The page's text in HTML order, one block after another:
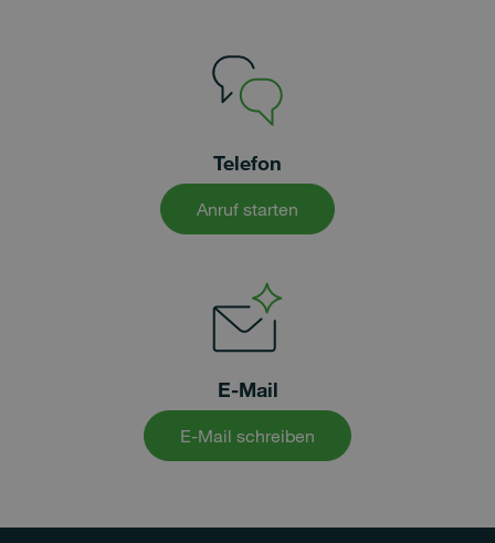
Telefon
Anruf starten
E-Mail
E-Mail schreiben